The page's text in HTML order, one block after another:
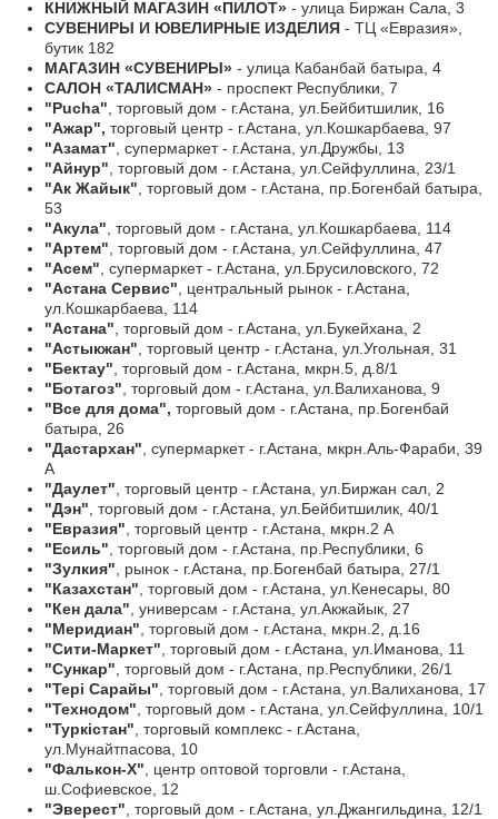
КНИЖНЫЙ МАГАЗИН «ПИЛОТ» - улица Биржан Сала, 3
СУВЕНИРЫ И ЮВЕЛИРНЫЕ ИЗДЕЛИЯ - ТЦ «Евразия»,
бутик 182
МАГАЗИН «СУВЕНИРЫ» - улица Кабанбай батыра, 4
САЛОН «ТАЛИСМАН» - проспект Республики, 7
"Pucha" , торговый дом - г.Астана, ул.Бейбитшилик, 16
"Ажар", торговый центр - г.Астана, ул.Кошкарбаева, 97
"Азамат" , супермаркет - г.Астана, ул.Дружбы, 13
"Айнур" , торговый дом - г.Астана, ул.Сейфуллина, 23/1
"Ак Жайык" , торговый дом - г.Астана, пр.Богенбай батыра,
53
"Акула" , торговый дом - г.Астана, ул.Кошкарбаева, 114
"Артем" , торговый дом - г.Астана, ул.Сейфуллина, 47
"Асем" , супермаркет - г.Астана, ул.Брусиловского, 72
"Астана Сервис" , центральный рынок - г.Астана,
ул.Кошкарбаева, 114
"Астана" , торговый дом - г.Астана, ул.Букейхана, 2
"Астыкжан" , торговый центр - г.Астана, ул.Угольная, 31
"Бектау" , торговый дом - г.Астана, мкрн.5, д.8/1
"Ботагоз" , торговый дом - г.Астана, ул.Валиханова, 9
"Все для дома", торговый дом - г.Астана, пр.Богенбай
батыра, 26
"Дастархан" , супермаркет - г.Астана, мкрн.Аль-Фараби, 39
А
"Даулет" , торговый центр - г.Астана, ул.Биржан сал, 2
"Дэн" , торговый дом - г.Астана, ул.Бейбитшилик, 40/1
"Евразия" , торговый центр - г.Астана, мкрн.2 А
"Есиль" , торговый дом - г.Астана, пр.Республики, 6
"Зулкия" , рынок - г.Астана, пр.Богенбай батыра, 27/1
"Казахстан" , торговый дом - г.Астана, ул.Кенесары, 80
"Кен дала" , универсам - г.Астана, ул.Акжайык, 27
"Меридиан" , торговый дом - г.Астана, мкрн.2, д.16
"Сити-Маркет" , торговый дом - г.Астана, ул.Иманова, 11
"Сункар" , торговый дом - г.Астана, пр.Республики, 26/1
"Терi Сарайы" , торговый дом - г.Астана, ул.Валиханова, 17
"Технодом" , торговый дом - г.Астана, ул.Сейфуллина, 10/1
"Туркiстан" , торговый комплекс - г.Астана,
ул.Мунайтпасова, 10
"Фалькон-Х" , центр оптовой торговли - г.Астана,
ш.Софиевское, 12
"Эверест" , торговый дом - г.Астана, ул.Джангильдина, 12/1